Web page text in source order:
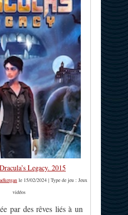
Legacy. 2015
le 15/02/2024 | Type de jeu : Jeux
vidéos
par des rêves liés à un